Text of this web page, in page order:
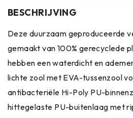
BESCHRIJVING
Deze duurzaam geproduceerde
gemaakt van 100% gerecyclede
hebben een waterdicht en
lichte zool met EVA-tussenzool
antibacteriële Hi-Poly PU-
hittegelaste PU-buitenlaag met